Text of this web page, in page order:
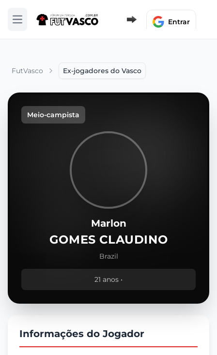
Abrir menu Entrar
FutVasco Ex-jogadores do Vasco
Meio-campista
Marlon
GOMES CLAUDINO
Brazil
21 anos •
Informações do Jogador